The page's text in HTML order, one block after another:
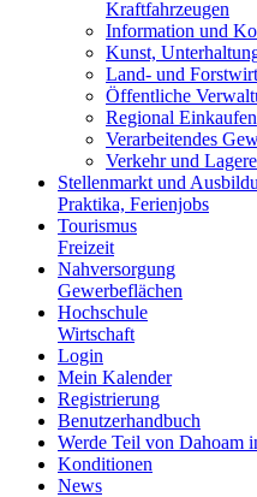
Kraftfahrzeugen
Information und
Kunst,
Land- und
Öffentliche
Regional Einkaufen
Verarbeitendes
Verkehr und
Stellenmarkt und
Praktika, Ferienjobs
Tourismus
Freizeit
Nahversorgung
Gewerbeflächen
Hochschule
Wirtschaft
Login
Mein Kalender
Registrierung
Benutzerhandbuch
Werde Teil von Dahoam
Konditionen
News